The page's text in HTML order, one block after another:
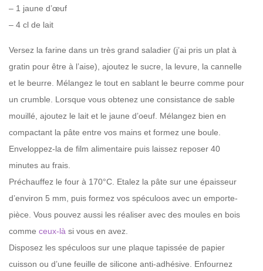
– 1 jaune d’œuf
– 4 cl de lait
Versez la farine dans un très grand saladier (j’ai pris un plat à
gratin pour être à l’aise), ajoutez le sucre, la levure, la cannelle
et le beurre. Mélangez le tout en sablant le beurre comme pour
un crumble. Lorsque vous obtenez une consistance de sable
mouillé, ajoutez le lait et le jaune d’oeuf. Mélangez bien en
compactant la pâte entre vos mains et formez une boule.
Enveloppez-la de film alimentaire puis laissez reposer 40
minutes au frais.
Préchauffez le four à 170°C. Etalez la pâte sur une épaisseur
d’environ 5 mm, puis formez vos spéculoos avec un emporte-
pièce. Vous pouvez aussi les réaliser avec des moules en bois
comme ceux-là si vous en avez.
Disposez les spéculoos sur une plaque tapissée de papier
cuisson ou d’une feuille de silicone anti-adhésive. Enfournez